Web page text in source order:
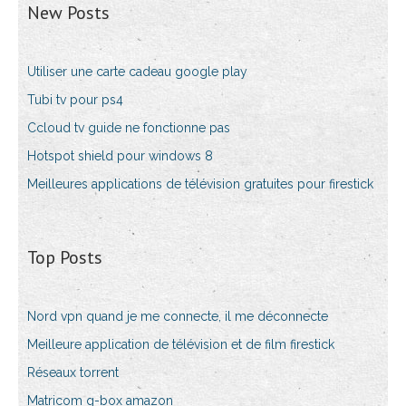
New Posts
Utiliser une carte cadeau google play
Tubi tv pour ps4
Ccloud tv guide ne fonctionne pas
Hotspot shield pour windows 8
Meilleures applications de télévision gratuites pour firestick
Top Posts
Nord vpn quand je me connecte, il me déconnecte
Meilleure application de télévision et de film firestick
Réseaux torrent
Matricom g-box amazon